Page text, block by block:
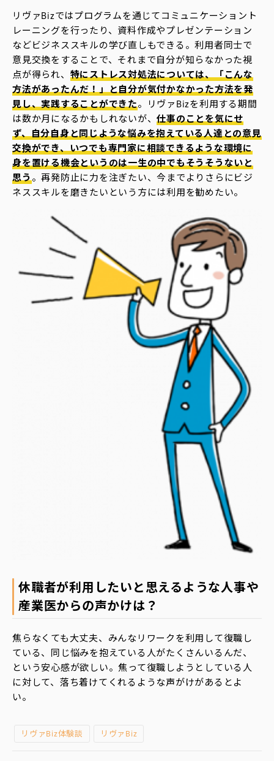
リヴァBizではプログラムを通じてコミュニケーショント
レーニングを行ったり、資料作成やプレゼンテーション
などビジネススキルの学び直しもできる。利用者同士で
意見交換をすることで、それまで自分が知らなかった視
点が得られ、 特にストレス対処法については、「こんな
方法があったんだ！」と自分が気付かなかった方法を発
見し、実践することができた。リヴァBizを利用する期間
は数か月になるかもしれないが、仕事のことを気にせ
ず、自分自身と同じような悩みを抱えている人達との意見
交換ができ、いつでも専門家に相談できるような環境に
身を置ける機会というのは一生の中でもそうそうないと
思う。再発防止に力を注ぎたい、今までよりさらにビジ
ネススキルを磨きたいという方には利用を勧めたい。
休職者が利用したいと思えるような人事や
産業医からの声かけは？
焦らなくても大丈夫、みんなリワークを利用して復職し
ている、同じ悩みを抱えている人がたくさんいるんだ、
という安心感が欲しい。焦って復職しようとしている人
に対して、落ち着けてくれるような声がけがあるとよ
い。
リヴァBiz体験談 リヴァBiz